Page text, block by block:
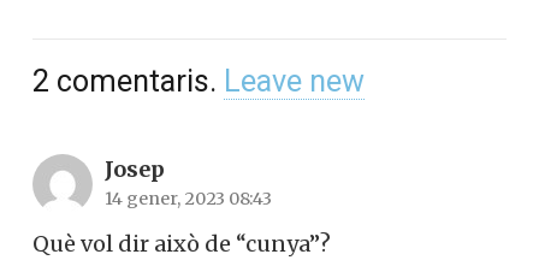
2 comentaris. Leave new
Josep
14 gener, 2023 08:43
Què vol dir això de “cunya”?